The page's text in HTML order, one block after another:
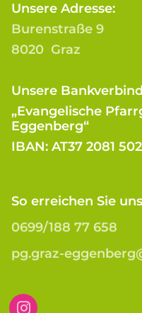
Unsere Adresse:
Burenstraße 9
8020 Graz
Unsere
„Evangelische
Eggenberg“
IBAN: AT37 2081
So erreichen Sie
0699/188 77 658
pg.graz-